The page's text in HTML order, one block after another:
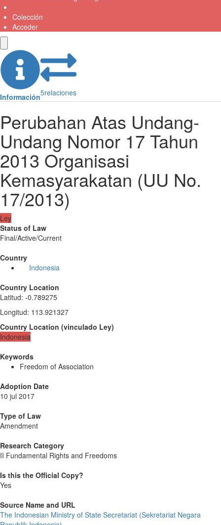
Colección
Acceder
Información5relaciones
Perubahan Atas Undang-
Undang Nomor 17 Tahun
2013 Organisasi
Kemasyarakatan (UU No.
17/2013)
Ley
Status of Law
Final/Active/Current
Country
Indonesia
Country Location
Latitud: -0.789275
Longitud: 113.921327
Country Location (vinculado Ley)
Indonesia
Keywords
Freedom of Association
Adoption Date
10 jul 2017
Type of Law
Amendment
Research Category
II Fundamental Rights and Freedoms
Is this the Official Copy?
Yes
Source Name and URL
The Indonesian Ministry of State Secretariat (Sekretariat Negara